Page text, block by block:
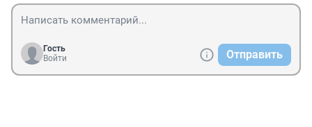
Гость
Войти
Отправить